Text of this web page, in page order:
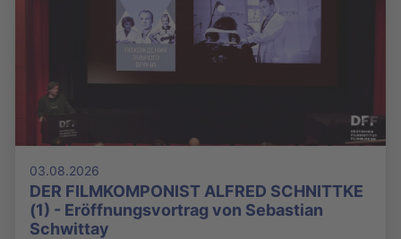
03.08.2026
DER FILMKOMPONIST ALFRED SCHNITTKE
(1) - Eröffnungsvortrag von Sebastian
Schwittay